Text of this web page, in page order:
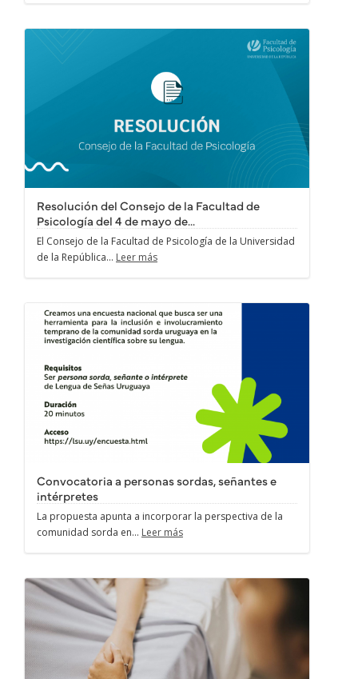
Resolución del Consejo de la Facultad de
Psicología del 4 de mayo de...
El Consejo de la Facultad de Psicología de la Universidad
de la República... Leer más
Convocatoria a personas sordas, señantes e
intérpretes
La propuesta apunta a incorporar la perspectiva de la
comunidad sorda en... Leer más